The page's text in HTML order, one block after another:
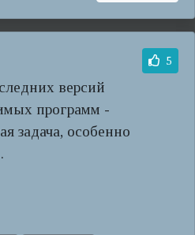
версий
программ -
задача, особенно
5